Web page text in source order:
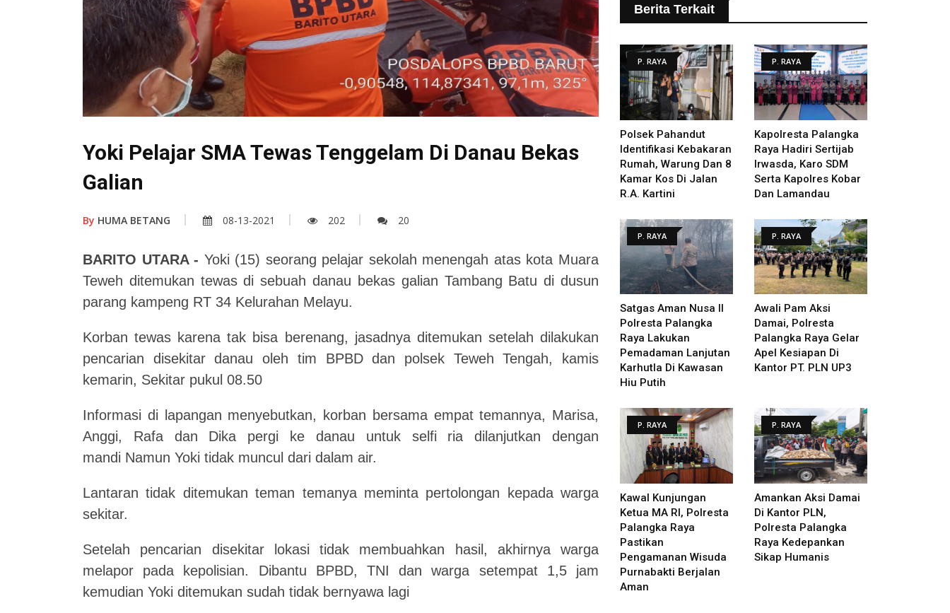
Yoki Pelajar SMA Tewas Tenggelam Di Danau Bekas
Galian
By HUMA BETANG 08-13-2021 202 20
BARITO UTARA - Yoki (15) seorang pelajar sekolah menengah atas kota Muara
Teweh ditemukan tewas di sebuah danau bekas galian Tambang Batu di dusun
parang kampeng RT 34 Kelurahan Melayu.
Korban tewas karena tak bisa berenang, jasadnya ditemukan setelah dilakukan
pencarian disekitar danau oleh tim BPBD dan polsek Teweh Tengah, kamis
kemarin, Sekitar pukul 08.50
Informasi di lapangan menyebutkan, korban bersama empat temannya, Marisa,
Anggi, Rafa dan Dika pergi ke danau untuk selfi ria dilanjutkan dengan
mandi Namun Yoki tidak muncul dari dalam air.
Lantaran tidak ditemukan teman temanya meminta pertolongan kepada warga
sekitar.
Setelah pencarian disekitar lokasi tidak membuahkan hasil, akhirnya warga
melapor pada kepolisian. Dibantu BPBD, TNI dan warga setempat 1,5 jam
kemudian Yoki ditemukan sudah tidak bernyawa lagi
Berita Terkait
P. RAYA
Polsek Pahandut
Identifikasi Kebakaran
Rumah, Warung Dan 8
Kamar Kos Di Jalan
R.A. Kartini
P. RAYA
Kapolresta Palangka
Raya Hadiri Sertijab
Irwasda, Karo SDM
Serta Kapolres Kobar
Dan Lamandau
P. RAYA
Satgas Aman Nusa II
Polresta Palangka
Raya Lakukan
Pemadaman Lanjutan
Karhutla Di Kawasan
Hiu Putih
P. RAYA
Awali Pam Aksi
Damai, Polresta
Palangka Raya Gelar
Apel Kesiapan Di
Kantor PT. PLN UP3
P. RAYA
Kawal Kunjungan
Ketua MA RI, Polresta
Palangka Raya
Pastikan
Pengamanan Wisuda
Purnabakti Berjalan
Aman
P. RAYA
Amankan Aksi Damai
Di Kantor PLN,
Polresta Palangka
Raya Kedepankan
Sikap Humanis